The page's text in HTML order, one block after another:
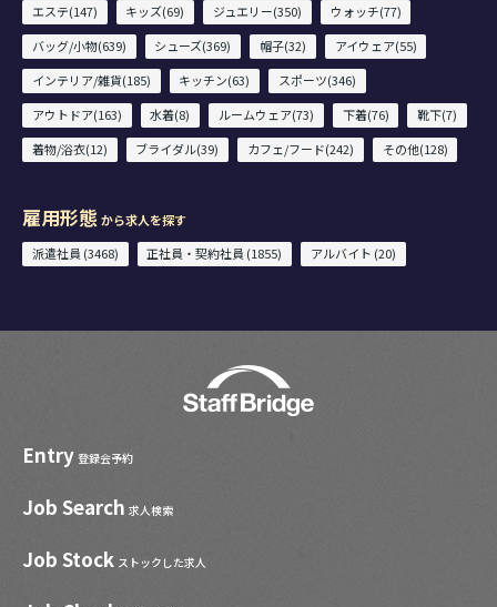
エステ(147)
キッズ(69) ジュエリー(350)
ウォッチ(77)
バッグ/小物(639)
シューズ(369) 帽子(32)
アイウェア(55)
インテリア/雑貨(185)
キッチン(63)
スポーツ(346)
アウトドア(163)
水着(8) ルームウェア(73) 下着(76)
靴下(7)
着物/浴衣(12)
ブライダル(39) カフェ/フード(242) その他(128)
雇用形態 から求人を探す
派遣社員 (3468)
正社員・契約社員 (1855) アルバイト (20)
Entry 登録会予約
Job Search 求人検索
Job Stock ストックした求人